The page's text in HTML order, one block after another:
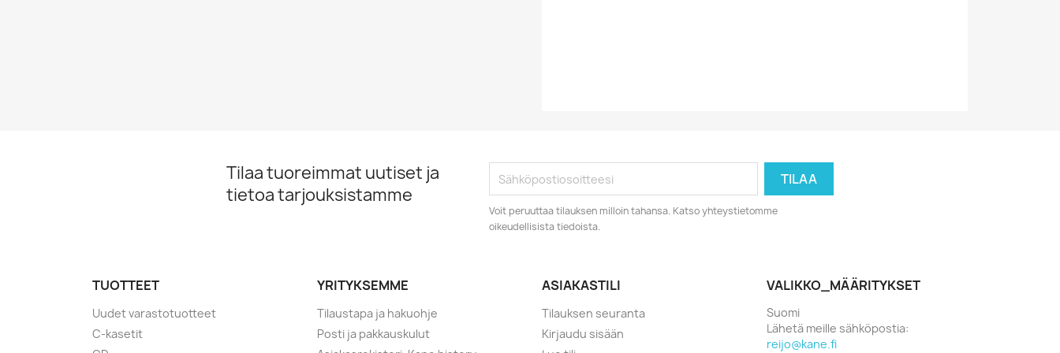
Tilaa tuoreimmat uutiset ja
tietoa tarjouksistamme
Voit peruuttaa tilauksen milloin tahansa. Katso yhteystietomme
oikeudellisista tiedoista.
TUOTTEET
Uudet varastotuotteet
C-kasetit
YRITYKSEMME
Tilaustapa ja hakuohje
Posti ja pakkauskulut
ASIAKASTILI
Tilauksen seuranta
Kirjaudu sisään
VALIKKO_MÄÄRITYKSET
Suomi
Lähetä meille sähköpostia:
reijo@kane.fi